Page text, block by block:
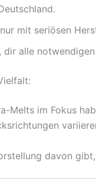
mit seriösen
dir alle
Melts im Fokus
davon